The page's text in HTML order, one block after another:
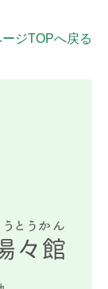
ジTOPへ戻る